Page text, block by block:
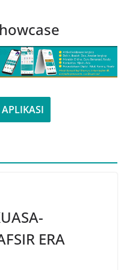
ERA